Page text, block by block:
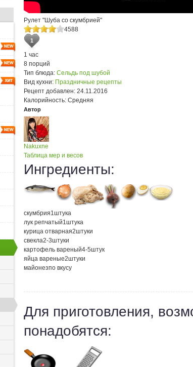
Рулет "Шуба со скумбрией"
4588
1
1 час
8 порций
Тип блюда: Сельдь под шубой
Вид кухни: Праздничные рецепты
Рецепт добавлен: 24.11.2016
Калорийность: Средняя
Автор
Nakuxne
Таблица мер и весов
Ингредиенты:
скумбрия1штука
лук репчатый1штука
курица отварная2штуки
свекла2-3штуки
картофель вареный4-5штук
яйца вареные2штуки
майонезпо вкусу
Для приготовления,
понадобятся: